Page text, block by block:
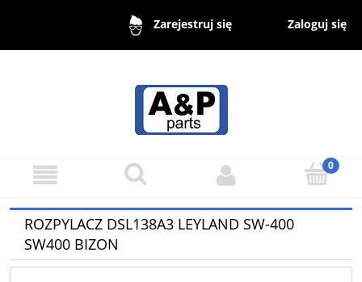
Zarejestruj się Zaloguj się
ROZPYLACZ DSL138A3 LEYLAND SW-400
SW400 BIZON